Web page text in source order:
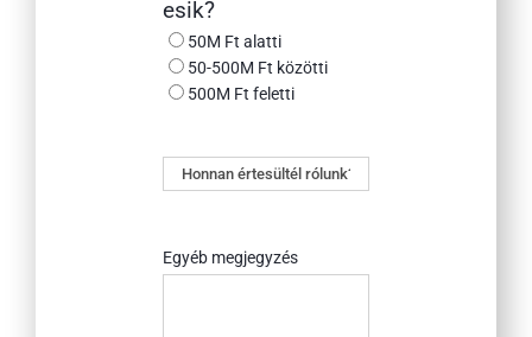
esik?
50M Ft alatti
50-500M Ft közötti
500M Ft feletti
Honnan
értesültél
Egyéb megjegyzés